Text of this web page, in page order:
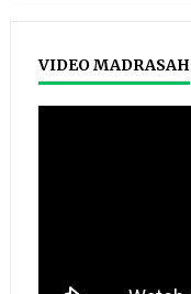
VIDEO MADRASAH